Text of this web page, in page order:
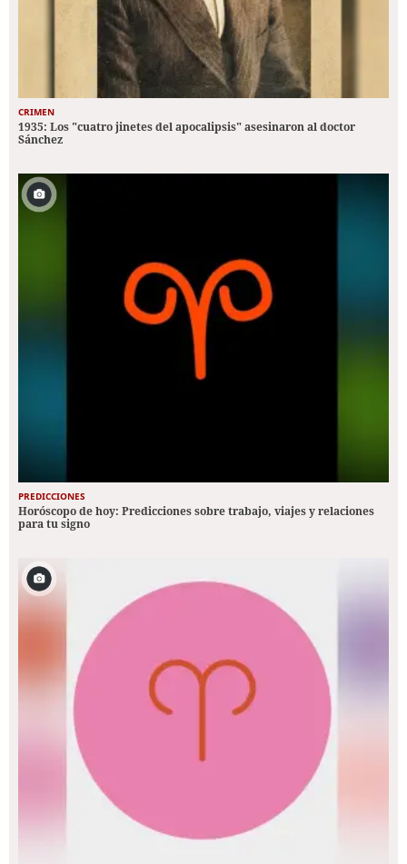
CRIMEN
1935: Los "cuatro jinetes del apocalipsis" asesinaron al doctor
Sánchez
PREDICCIONES
Horóscopo de hoy: Predicciones sobre trabajo, viajes y relaciones
para tu signo